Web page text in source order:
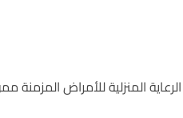
المنزلية للأمراض